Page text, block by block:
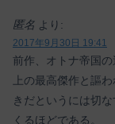
匿名 より:
2017年9月30日 19:41
前作、オトナ帝国
上の最高傑作と謳
きだというには切
くるほどである。